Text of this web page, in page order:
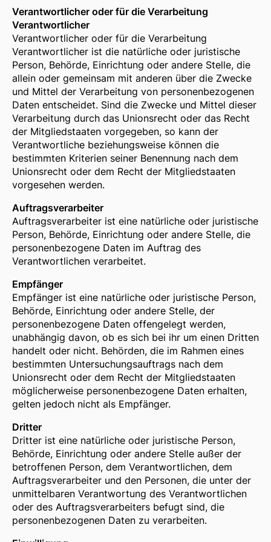
Verantwortlicher oder für die Verarbeitung
Verantwortlicher
Verantwortlicher oder für die Verarbeitung
Verantwortlicher ist die natürliche oder juristische
Person, Behörde, Einrichtung oder andere Stelle, die
allein oder gemeinsam mit anderen über die Zwecke
und Mittel der Verarbeitung von personenbezogenen
Daten entscheidet. Sind die Zwecke und Mittel dieser
Verarbeitung durch das Unionsrecht oder das Recht
der Mitgliedstaaten vorgegeben, so kann der
Verantwortliche beziehungsweise können die
bestimmten Kriterien seiner Benennung nach dem
Unionsrecht oder dem Recht der Mitgliedstaaten
vorgesehen werden.
Auftragsverarbeiter
Auftragsverarbeiter ist eine natürliche oder juristische
Person, Behörde, Einrichtung oder andere Stelle, die
personenbezogene Daten im Auftrag des
Verantwortlichen verarbeitet.
Empfänger
Empfänger ist eine natürliche oder juristische Person,
Behörde, Einrichtung oder andere Stelle, der
personenbezogene Daten offengelegt werden,
unabhängig davon, ob es sich bei ihr um einen Dritten
handelt oder nicht. Behörden, die im Rahmen eines
bestimmten Untersuchungsauftrags nach dem
Unionsrecht oder dem Recht der Mitgliedstaaten
möglicherweise personenbezogene Daten erhalten,
gelten jedoch nicht als Empfänger.
Dritter
Dritter ist eine natürliche oder juristische Person,
Behörde, Einrichtung oder andere Stelle außer der
betroffenen Person, dem Verantwortlichen, dem
Auftragsverarbeiter und den Personen, die unter der
unmittelbaren Verantwortung des Verantwortlichen
oder des Auftragsverarbeiters befugt sind, die
personenbezogenen Daten zu verarbeiten.